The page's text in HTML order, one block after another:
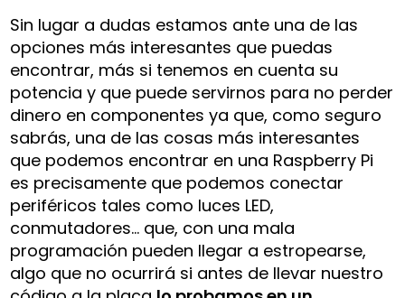
Sin lugar a dudas estamos ante una de las
opciones más interesantes que puedas
encontrar, más si tenemos en cuenta su
potencia y que puede servirnos para no perder
dinero en componentes ya que, como seguro
sabrás, una de las cosas más interesantes
que podemos encontrar en una Raspberry Pi
es precisamente que podemos conectar
periféricos tales como luces LED,
conmutadores… que, con una mala
programación pueden llegar a estropearse,
algo que no ocurrirá si antes de llevar nuestro